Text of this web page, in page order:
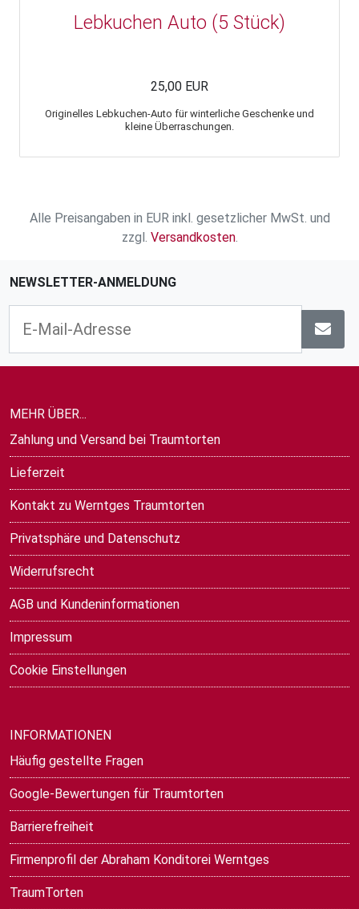
Lebkuchen Auto (5 Stück)
25,00 EUR
Originelles Lebkuchen-Auto für winterliche Geschenke und
kleine Überraschungen.
Alle Preisangaben in EUR inkl. gesetzlicher MwSt. und
zzgl. Versandkosten.
NEWSLETTER-ANMELDUNG
MEHR ÜBER...
Zahlung und Versand bei Traumtorten
Lieferzeit
Kontakt zu Werntges Traumtorten
Privatsphäre und Datenschutz
Widerrufsrecht
AGB und Kundeninformationen
Impressum
Cookie Einstellungen
INFORMATIONEN
Häufig gestellte Fragen
Google-Bewertungen für Traumtorten
Barrierefreiheit
Firmenprofil der Abraham Konditorei Werntges
TraumTorten